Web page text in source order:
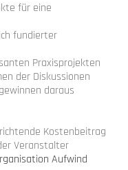
für eine
fundierter
Praxisprojekten
der Diskussionen
daraus
Kostenbeitrag
Veranstalter
Aufwind